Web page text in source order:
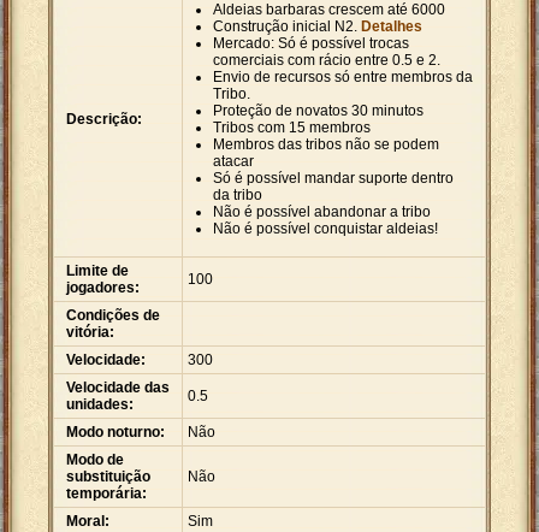
Descrição:
Aldeias barbaras crescem até 6000
Construção inicial N2. Detalhes
Mercado: Só é possível trocas
comerciais com rácio entre 0.5 e 2.
Envio de recursos só entre membros da
Tribo.
Proteção de novatos 30 minutos
Tribos com 15 membros
Membros das tribos não se podem
atacar
Só é possível mandar suporte dentro
da tribo
Não é possível abandonar a tribo
Não é possível conquistar aldeias!
Limite de
jogadores:
100
Condições de
vitória:
Velocidade:
300
Velocidade das
unidades:
0.5
Modo noturno:
Não
Modo de
substituição
temporária:
Não
Moral: Sim